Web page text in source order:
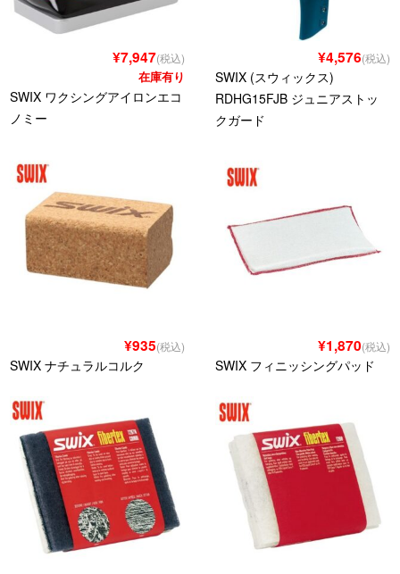
¥7,947(税込)
在庫有り
SWIX ワクシングアイロンエコ
ノミー
¥4,576(税込)
SWIX (スウィックス)
RDHG15FJB ジュニアストッ
クガード
¥935(税込)
SWIX ナチュラルコルク
¥1,870(税込)
SWIX フィニッシングパッド